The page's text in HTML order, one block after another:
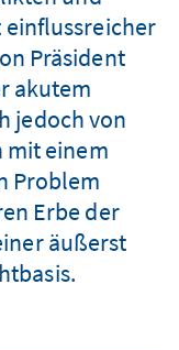
Präsident
akutem
jedoch von
mit einem
Problem
Erbe der
äußerst